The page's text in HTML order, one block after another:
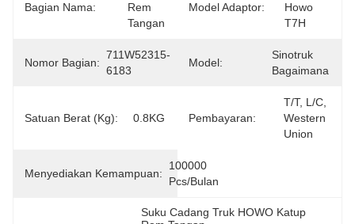
Bagian Nama:
Rem
Tangan
Model Adaptor:
Howo
T7H
Nomor Bagian:
711W52315-
6183
Model:
Sinotruk
Bagaimana
Satuan Berat (Kg): 0.8KG Pembayaran:
T/T, L/C,
Western
Union
Menyediakan Kemampuan:
100000
Pcs/bulan
Suku Cadang Truk HOWO Katup